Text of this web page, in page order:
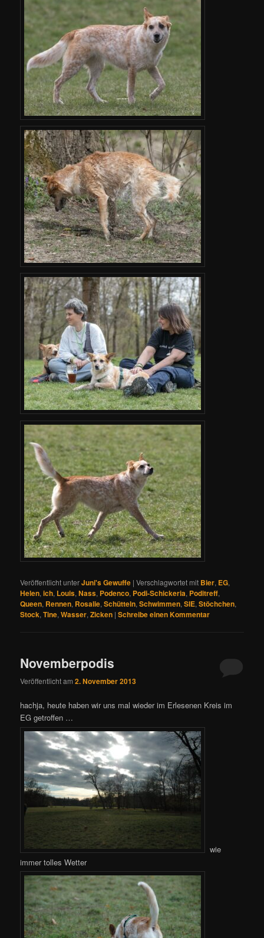
Veröffentlicht unterJuni's Gewuffe |Verschlagwortet mit Bier, EG,
Helen,ich, Louis,Nass, Podenco, Podi-Schickeria, Poditreff,
Queen, Rennen, Rosalie,Schütteln,Schwimmen,SIE,Stöchchen,
Stock,Tine,Wasser,Zicken |Schreibe einen Kommentar
Novemberpodis
Veröffentlicht am2. November 2013
hachja, heute haben wir uns mal wieder im Erlesenen Kreis im
EG getroffen …
wie
immer tolles Wetter